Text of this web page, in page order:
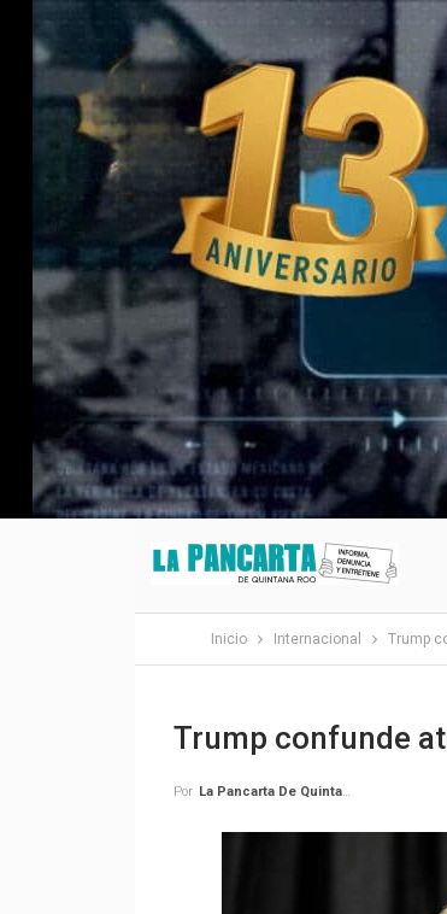
Inicio Internacional Trump
Trump confunde
Por La Pancarta De Quintana Roo